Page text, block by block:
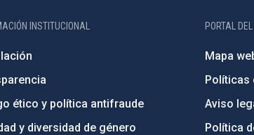
INSTITUCIONAL
ético y política antifraude
y diversidad de género
PORTAL
Mapa
Políticas
Aviso
Política